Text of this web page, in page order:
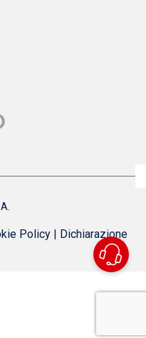
Policy | Dichiarazione